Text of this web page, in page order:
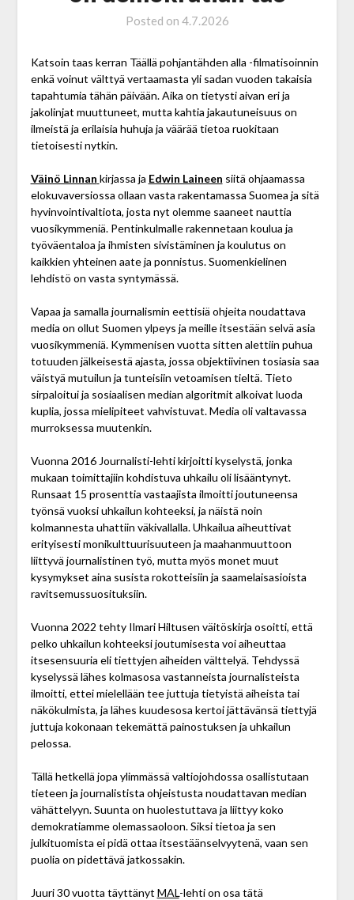
Posted on 4.7.2026
Katsoin taas kerran Täällä pohjantähden alla -filmatisoinnin
enkä voinut välttyä vertaamasta yli sadan vuoden takaisia
tapahtumia tähän päivään. Aika on tietysti aivan eri ja
jakolinjat muuttuneet, mutta kahtia jakautuneisuus on
ilmeistä ja erilaisia huhuja ja väärää tietoa ruokitaan
tietoisesti nytkin.
Väinö Linnan kirjassa ja Edwin Laineen siitä ohjaamassa
elokuvaversiossa ollaan vasta rakentamassa Suomea ja sitä
hyvinvointivaltiota, josta nyt olemme saaneet nauttia
vuosikymmeniä. Pentinkulmalle rakennetaan koulua ja
työväentaloa ja ihmisten sivistäminen ja koulutus on
kaikkien yhteinen aate ja ponnistus. Suomenkielinen
lehdistö on vasta syntymässä.
Vapaa ja samalla journalismin eettisiä ohjeita noudattava
media on ollut Suomen ylpeys ja meille itsestään selvä asia
vuosikymmeniä. Kymmenisen vuotta sitten alettiin puhua
totuuden jälkeisestä ajasta, jossa objektiivinen tosiasia saa
väistyä mutuilun ja tunteisiin vetoamisen tieltä. Tieto
sirpaloitui ja sosiaalisen median algoritmit alkoivat luoda
kuplia, jossa mielipiteet vahvistuvat. Media oli valtavassa
murroksessa muutenkin.
Vuonna 2016 Journalisti-lehti kirjoitti kyselystä, jonka
mukaan toimittajiin kohdistuva uhkailu oli lisääntynyt.
Runsaat 15 prosenttia vastaajista ilmoitti joutuneensa
työnsä vuoksi uhkailun kohteeksi, ja näistä noin
kolmannesta uhattiin väkivallalla. Uhkailua aiheuttivat
erityisesti monikulttuurisuuteen ja maahanmuuttoon
liittyvä journalistinen työ, mutta myös monet muut
kysymykset aina susista rokotteisiin ja saamelaisasioista
ravitsemussuosituksiin.
Vuonna 2022 tehty Ilmari Hiltusen väitöskirja osoitti, että
pelko uhkailun kohteeksi joutumisesta voi aiheuttaa
itsesensuuria eli tiettyjen aiheiden välttelyä. Tehdyssä
kyselyssä lähes kolmasosa vastanneista journalisteista
ilmoitti, ettei mielellään tee juttuja tietyistä aiheista tai
näkökulmista, ja lähes kuudesosa kertoi jättävänsä tiettyjä
juttuja kokonaan tekemättä painostuksen ja uhkailun
pelossa.
Tällä hetkellä jopa ylimmässä valtiojohdossa osallistutaan
tieteen ja journalistista ohjeistusta noudattavan median
vähättelyyn. Suunta on huolestuttava ja liittyy koko
demokratiamme olemassaoloon. Siksi tietoa ja sen
julkituomista ei pidä ottaa itsestäänselvyytenä, vaan sen
puolia on pidettävä jatkossakin.
Juuri 30 vuotta täyttänyt MAL-lehti on osa tätä